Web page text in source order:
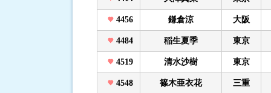
4456 鎌倉涼 大阪
4484 稲生夏季 東京
4519 清水沙樹 東京
4548 篠木亜衣花 三重